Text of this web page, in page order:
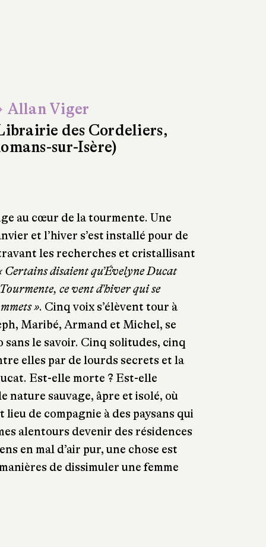
Allan Viger
des Cordeliers,
sur-Isère)
au cœur de la tourmente. Une
et l’hiver s’est installé pour de
les recherches et cristallisant
Certains disaient qu’Évelyne Ducat
ce vent d’hiver qui se
». Cinq voix s’élèvent tour à
Maribé, Armand et Michel, se
le savoir. Cinq solitudes, cinq
elles par de lourds secrets et la
Est-elle morte ? Est-elle
nature sauvage, âpre et isolé, où
de compagnie à des paysans qui
alentours devenir des résidences
en mal d’air pur, une chose est
de dissimuler une femme